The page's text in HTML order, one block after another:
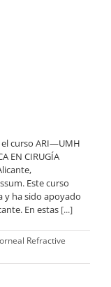
curso ARI—UMH
EN CIRUGÍA
Este curso
y ha sido apoyado
En estas [...]
Refractive